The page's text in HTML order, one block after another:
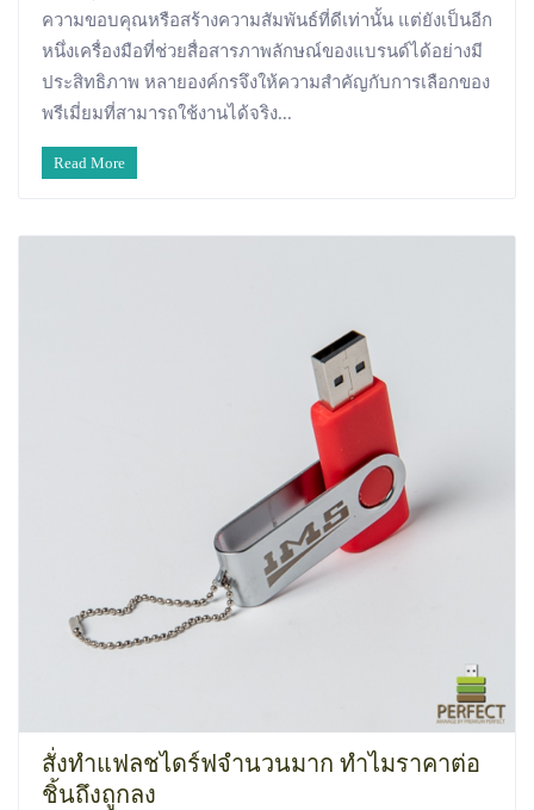
ความขอบคุณหรือสร้างความสัมพันธ์ที่ดีเท่านั้น แต่ยังเป็นอีก
หนึ่งเครื่องมือที่ช่วยสื่อสารภาพลักษณ์ของแบรนด์ได้อย่างมี
ประสิทธิภาพ หลายองค์กรจึงให้ความสำคัญกับการเลือกของ
พรีเมี่ยมที่สามารถใช้งานได้จริง...
Read More
สั่งทำแฟลชไดร์ฟจำนวนมาก ทำไมราคาต่อ
ชิ้นถึงถูกลง